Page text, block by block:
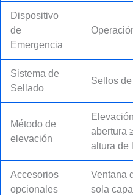
Dispositivo
de
Emergencia
Sistema de
Sellado
Sellos
Método de
elevación
abertura
altura de
Accesorios
opcionales
Ventana
sola